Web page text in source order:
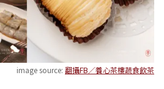
image source: 翻攝FB／養心茶樓蔬食飲茶